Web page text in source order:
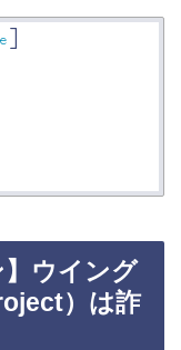
]
】ウイング
）は詐